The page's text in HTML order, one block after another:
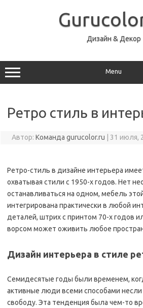
Дизайн & Декор
Menu
Ретро стиль в
Автор: Команда gurucolor.ru 31 июля,
Ретро-стиль в дизайне интерьера
охватывая стили с 1950-х годов. Нет
останавливаться на одном, мебель
интегрирована практически в любой
деталей, штрих с принтом 70-х годов
ворсом может оживить любое
Дизайн интерьера в стиле
Семидесятые годы были временем,
активные люди всеми способами
свободу. Эта тенденция была чем-то